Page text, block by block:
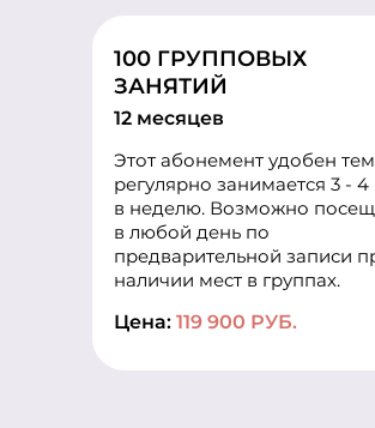
100 ГРУППОВЫХ
ЗАНЯТИЙ
12 месяцев
Этот абонемент удобен
регулярно занимается 3 - 4
в неделю. Возможно
в любой день по
предварительной записи
наличии мест в группах.
Цена: 119 900 РУБ.